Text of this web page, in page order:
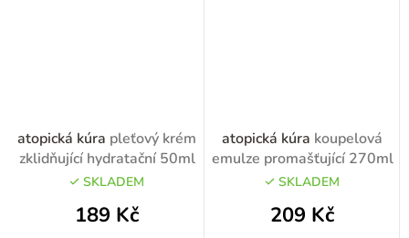
atopická kúra pleťový krém
zklidňující hydratační 50ml
SKLADEM
189 Kč
atopická kúra koupelová
emulze promašťující 270ml
SKLADEM
209 Kč